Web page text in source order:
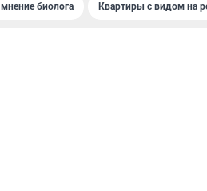
биолога Квартиры с видом на